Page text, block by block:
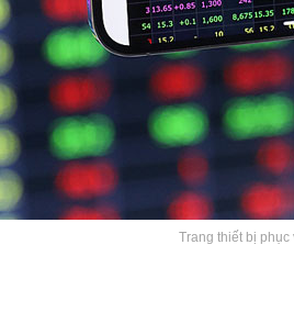
Trang thiết bị phục